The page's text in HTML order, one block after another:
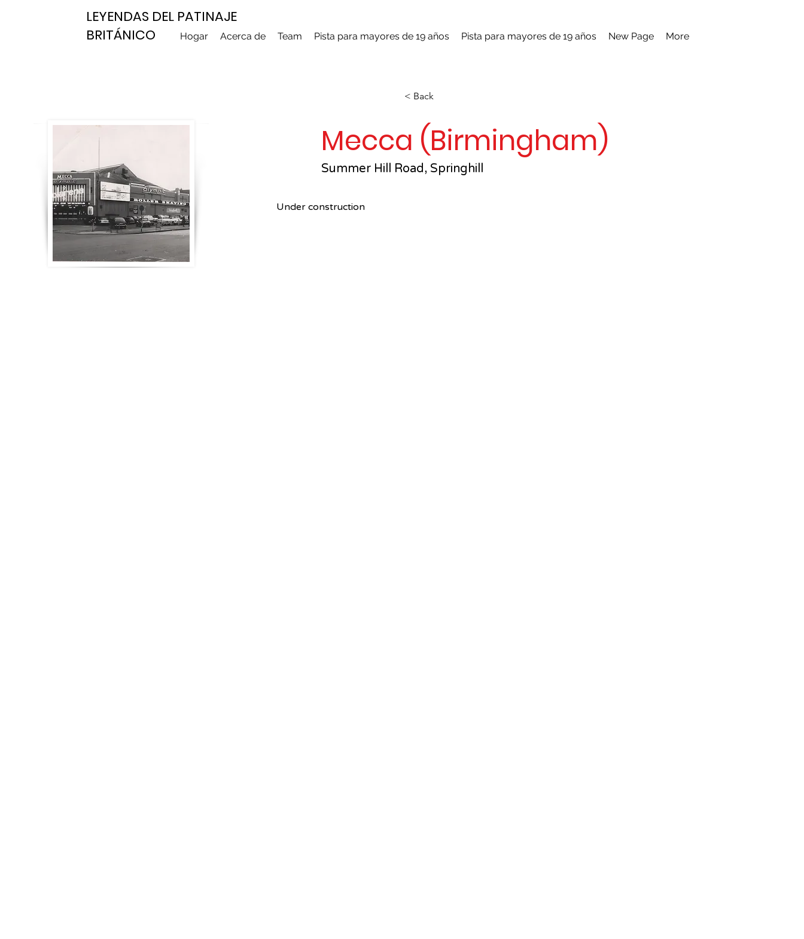
LEYENDAS DEL PATINAJE
BRITÁNICO
Hogar Acerca de Team Pista para mayores de 19 años Pista para mayores de 19 años New Page More
< Back
Mecca (Birmingham)
Summer Hill Road, Springhill
Under construction